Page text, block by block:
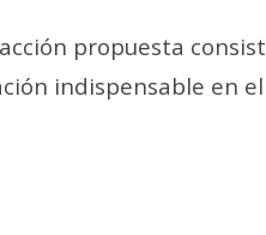
propuesta
indispensable en